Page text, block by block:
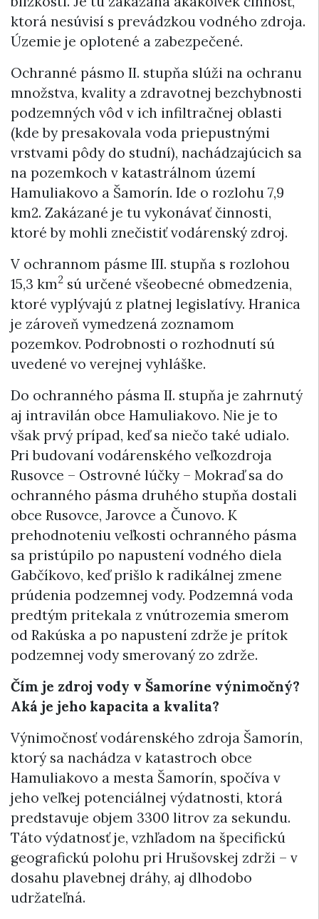
ktorá nesúvisí s prevádzkou vodného zdroja.
Územie je oplotené a zabezpečené.
Ochranné pásmo II. stupňa slúži na ochranu
množstva, kvality a zdravotnej bezchybnosti
podzemných vôd v ich infiltračnej oblasti
(kde by presakovala voda priepustnými
vrstvami pôdy do studní), nachádzajúcich sa
na pozemkoch v katastrálnom území
Hamuliakovo a Šamorín. Ide o rozlohu 7,9
km2. Zakázané je tu vykonávať činnosti,
ktoré by mohli znečistiť vodárenský zdroj.
V ochrannom pásme III. stupňa s rozlohou
15,3 km2 sú určené všeobecné obmedzenia,
ktoré vyplývajú z platnej legislatívy. Hranica
je zároveň vymedzená zoznamom
pozemkov. Podrobnosti o rozhodnutí sú
uvedené vo verejnej vyhláške.
Do ochranného pásma II. stupňa je zahrnutý
aj intravilán obce Hamuliakovo. Nie je to
však prvý prípad, keď sa niečo také udialo.
Pri budovaní vodárenského veľkozdroja
Rusovce – Ostrovné lúčky – Mokraď sa do
ochranného pásma druhého stupňa dostali
obce Rusovce, Jarovce a Čunovo. K
prehodnoteniu veľkosti ochranného pásma
sa pristúpilo po napustení vodného diela
Gabčíkovo, keď prišlo k radikálnej zmene
prúdenia podzemnej vody. Podzemná voda
predtým pritekala z vnútrozemia smerom
od Rakúska a po napustení zdrže je prítok
podzemnej vody smerovaný zo zdrže.
Čím je zdroj vody v Šamoríne výnimočný?
Aká je jeho kapacita a kvalita?
Výnimočnosť vodárenského zdroja Šamorín,
ktorý sa nachádza v katastroch obce
Hamuliakovo a mesta Šamorín, spočíva v
jeho veľkej potenciálnej výdatnosti, ktorá
predstavuje objem 3300 litrov za sekundu.
Táto výdatnosť je, vzhľadom na špecifickú
geografickú polohu pri Hrušovskej zdrži – v
dosahu plavebnej dráhy, aj dlhodobo
udržateľná.